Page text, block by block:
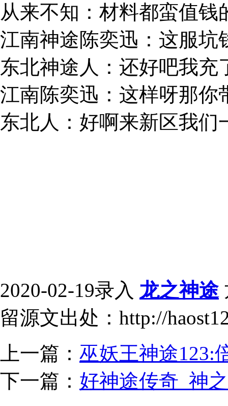
从来不知：材料都蛮值
江南神途陈奕迅：这服坑
东北神途人：还好吧我
江南陈奕迅：这样呀那你
东北人：好啊来新区我们
2020-02-19录入 龙之神途
留源文出处：http://
上一篇： 巫妖王神途123:
下一篇： 好神途传奇_神